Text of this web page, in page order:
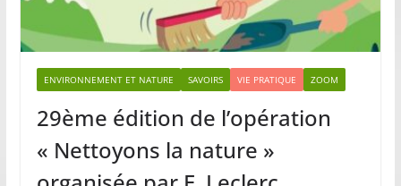
ENVIRONNEMENT ET NATURE SAVOIRS VIE PRATIQUE ZOOM
29ème édition de l’opération
« Nettoyons la nature »